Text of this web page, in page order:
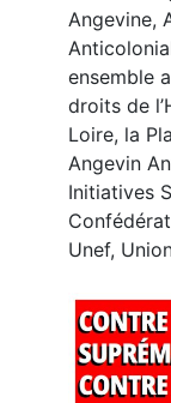
Angevine,
ensemble
droits de
Loire, la
Angevin
Initiatives
Unef,